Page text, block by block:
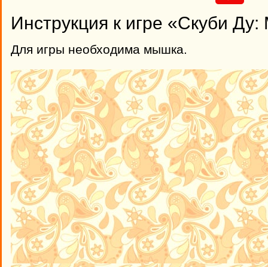
Инструкция к игре «Скуби Ду:
Для игры необходима мышка.